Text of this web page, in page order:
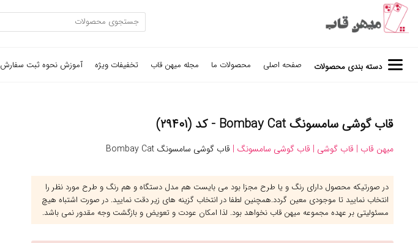
دسته بندی محصولات صفحه اصلی محصولات ما مجله میهن قاب تخفیفات ویژه آموزش نحوه ثبت سفارش
قاب گوشی سامسونگ Bombay Cat - کد (۲۹۴۰۱)
میهن قاب | قاب گوشی | قاب گوشی سامسونگ | قاب گوشی سامسونگ Bombay Cat
در صورتیکه محصول دارای رنگ و یا طرح مجزا بود می بایست هم مدل دستگاه و هم رنگ و طرح مورد نظر را
انتخاب نمایید تا موجودی معین گردد.همچنین لطفا در انتخاب گزینه های زیر دقت نمایید. در صورت اشتباه هیچ
مسئولیتی بر عهده مجموعه میهن قاب نخواهد بود. لذا امکان عودت و تعویض و بازگشت وجه مقدور نمی باشد.